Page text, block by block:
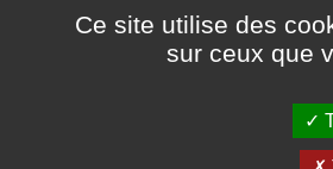
Ce site utilise des
sur ceux que